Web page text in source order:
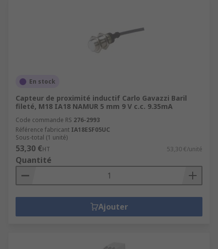
En stock
Capteur de proximité inductif Carlo Gavazzi Baril
fileté, M18 IA18 NAMUR 5 mm 9 V c.c. 9.35mA
Code commande RS 276-2993
Référence fabricant IA18ESF05UC
Sous-total (1 unité)
53,30 €HT 53,30 €/unité
Quantité
Ajouter